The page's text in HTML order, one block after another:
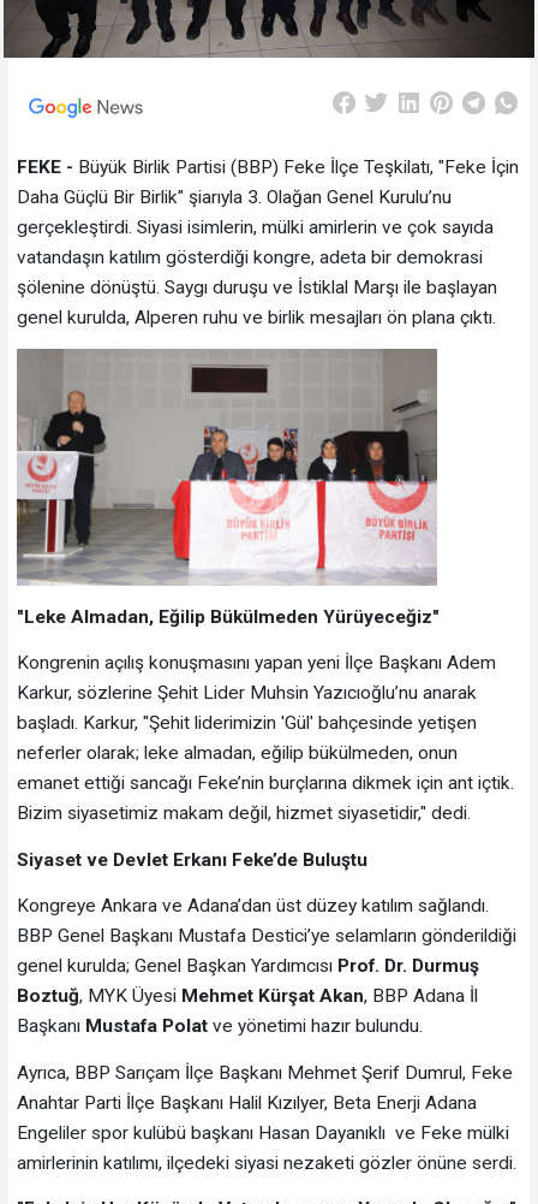
FEKE - Büyük Birlik Partisi (BBP) Feke İlçe Teşkilatı, "Feke İçin
Daha Güçlü Bir Birlik" şiarıyla 3. Olağan Genel Kurulu’nu
gerçekleştirdi. Siyasi isimlerin, mülki amirlerin ve çok sayıda
vatandaşın katılım gösterdiği kongre, adeta bir demokrasi
şölenine dönüştü. Saygı duruşu ve İstiklal Marşı ile başlayan
genel kurulda, Alperen ruhu ve birlik mesajları ön plana çıktı.
"Leke Almadan, Eğilip Bükülmeden Yürüyeceğiz"
Kongrenin açılış konuşmasını yapan yeni İlçe Başkanı Adem
Karkur, sözlerine Şehit Lider Muhsin Yazıcıoğlu’nu anarak
başladı. Karkur, "Şehit liderimizin 'Gül' bahçesinde yetişen
neferler olarak; leke almadan, eğilip bükülmeden, onun
emanet ettiği sancağı Feke’nin burçlarına dikmek için ant içtik.
Bizim siyasetimiz makam değil, hizmet siyasetidir," dedi.
Siyaset ve Devlet Erkanı Feke’de Buluştu
Kongreye Ankara ve Adana’dan üst düzey katılım sağlandı.
BBP Genel Başkanı Mustafa Destici’ye selamların gönderildiği
genel kurulda; Genel Başkan Yardımcısı Prof. Dr. Durmuş
Boztuğ, MYK Üyesi Mehmet Kürşat Akan, BBP Adana İl
Başkanı Mustafa Polatve yönetimi hazır bulundu.
Ayrıca, BBP Sarıçam İlçe Başkanı Mehmet Şerif Dumrul, Feke
Anahtar Parti İlçe Başkanı Halil Kızılyer, Beta Enerji Adana
Engeliler spor kulübü başkanı Hasan Dayanıklı ve Feke mülki
amirlerinin katılımı, ilçedeki siyasi nezaketi gözler önüne serdi.